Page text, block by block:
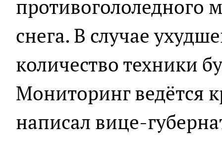
противогололедного
снега. В случае
количество техники
Мониторинг ведётся
написал вице-